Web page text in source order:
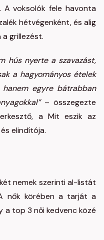
A voksolók fele havonta
hétvégenként, és alig
grillezést.
hús nyerte a szavazást,
a hagyományos ételek
egyre bátrabban
– összegezte
a Mit eszik az
elindítója.
nemek szerinti al-listát
nők körében a tarját a
a top 3 női kedvenc közé